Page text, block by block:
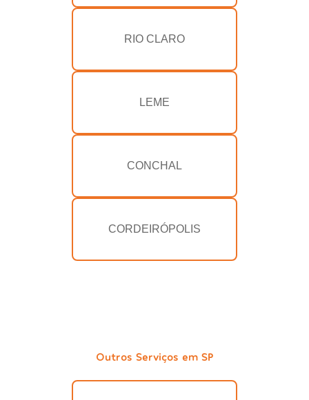
RIO CLARO
LEME
CONCHAL
CORDEIRÓPOLIS
Outros Serviços em SP